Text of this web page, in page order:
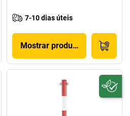
7-10 dias úteis
Mostrar produto